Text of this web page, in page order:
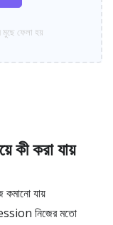
মুছে ফেলা হয়
করা যায়
যায়
নিজের মতো